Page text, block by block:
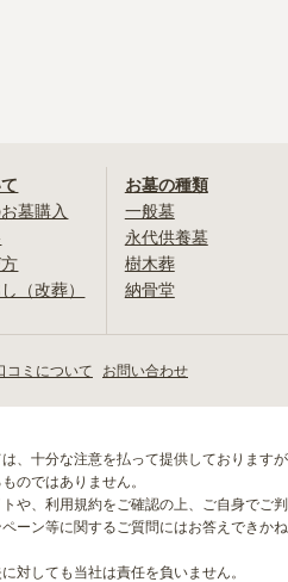
墓購入
（改葬）
お墓の種類
一般墓
永代供養墓
樹木葬
納骨堂
コミについて お問い合わせ
、十分な注意を払って提供しております
のではありません。
や、利用規約をご確認の上、ご自身でご判
ーン等に関するご質問にはお答えできか
対しても当社は責任を負いません。